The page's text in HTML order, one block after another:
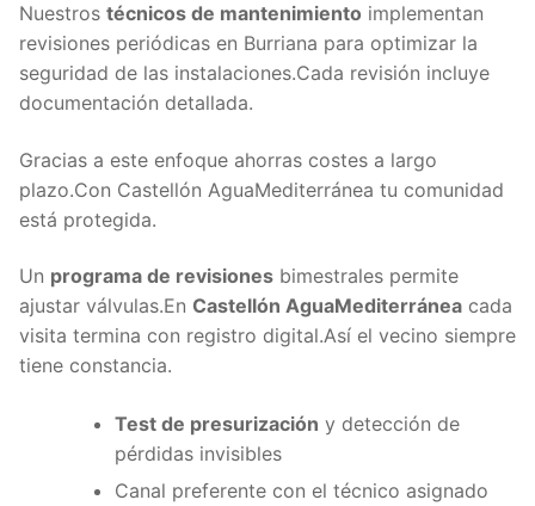
Nuestros técnicos de mantenimiento implementan
revisiones periódicas en Burriana para optimizar la
seguridad de las instalaciones.Cada revisión incluye
documentación detallada.
Gracias a este enfoque ahorras costes a largo
plazo.Con Castellón AguaMediterránea tu comunidad
está protegida.
Un programa de revisiones bimestrales permite
ajustar válvulas.En Castellón AguaMediterránea cada
visita termina con registro digital.Así el vecino siempre
tiene constancia.
Test de presurización y detección de
pérdidas invisibles
Canal preferente con el técnico asignado